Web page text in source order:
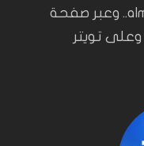
almasalahsources@gmail.com.. وعبر صفحة
تويتر